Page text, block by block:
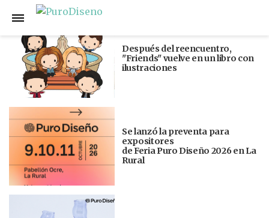
Anterior
Después del reencuentro,
"Friends" vuelve en un libro con
ilustraciones
Se lanzó la preventa para
expositores
de Feria Puro Diseño 2026 en La
Rural
Siguiente